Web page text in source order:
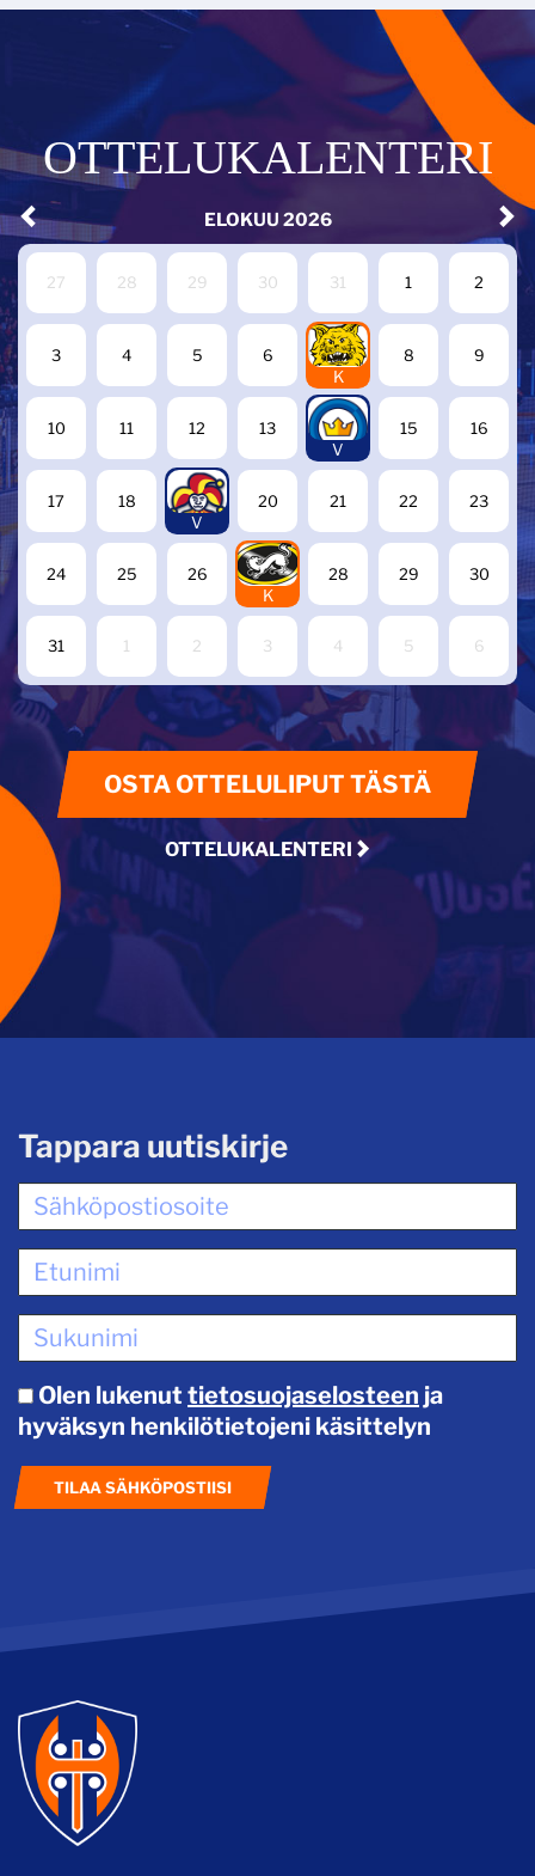
OTTELUKALENTERI
ELOKUU 2026
27 28 29 30 31 1 2
3 4 5 6
7
K
8 9
10 11 12 13
14
V
15 16
17 18
19
V
20 21 22 23
24 25 26
27
K
28 29 30
31 1 2 3 4 5 6
OSTA OTTELULIPUT TÄSTÄ
OTTELUKALENTERI
Tappara uutiskirje
Olen lukenut tietosuojaselosteen ja
hyväksyn henkilötietojeni käsittelyn
TILAA SÄHKÖPOSTIISI